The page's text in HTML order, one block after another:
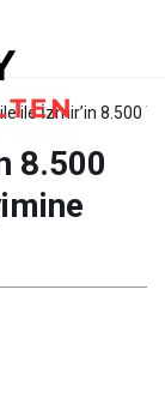
ile İzmir’in 8.500
8.500